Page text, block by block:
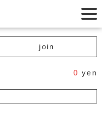
join
0 yen